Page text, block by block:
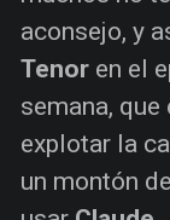
aconsejo, y
Tenor en el
semana,
explotar la
un montón